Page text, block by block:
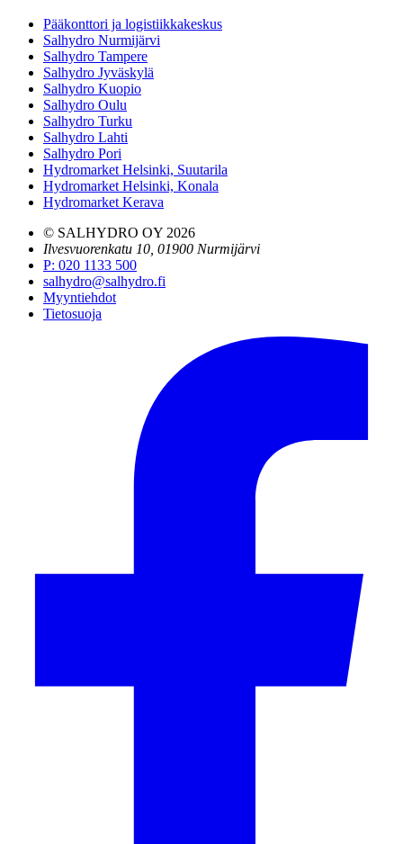
Pääkonttori ja logistiikkakeskus
Salhydro Nurmijärvi
Salhydro Tampere
Salhydro Jyväskylä
Salhydro Kuopio
Salhydro Oulu
Salhydro Turku
Salhydro Lahti
Salhydro Pori
Hydromarket Helsinki, Suutarila
Hydromarket Helsinki, Konala
Hydromarket Kerava
© SALHYDRO OY 2026
Ilvesvuorenkatu 10, 01900 Nurmijärvi
P: 020 1133 500
salhydro@salhydro.fi
Myyntiehdot
Tietosuoja